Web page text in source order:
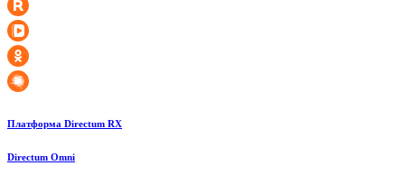
Платформа Directum RX
Directum Omni